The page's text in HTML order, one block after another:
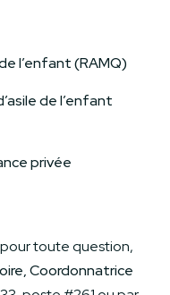
l’enfant (RAMQ)
de l’enfant
privée
toute question,
Coordonnatrice